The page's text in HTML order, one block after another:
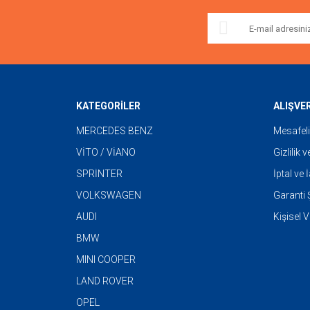
KATEGORİLER
MERCEDES BENZ
VİTO / VİANO
SPRİNTER
VOLKSWAGEN
AUDI
BMW
MINI COOPER
LAND ROVER
OPEL
Gizlilik
İptal ve
Garanti
Kişisel